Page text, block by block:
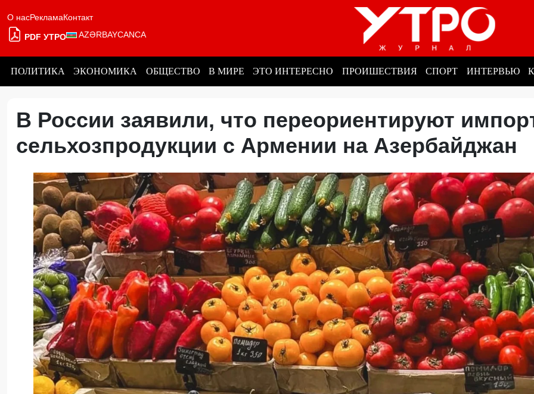
О насРекламаКонтакт
PDF УТРО AZƏRBAYCANCA
ПОЛИТИКА ЭКОНОМИКА ОБЩЕСТВО В МИРЕ ЭТО ИНТЕРЕСНО ПРОИШЕСТВИЯ СПОРТ ИНТЕРВЬЮ
В России заявили, что переориентируют
сельхозпродукции с Армении на Азербайджан